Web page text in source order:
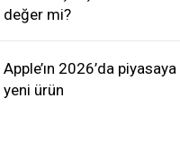
değer mi?
Apple’ın 2026’da
yeni ürün